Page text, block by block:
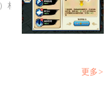
核心是堆精气上限+拉满蓝
更多>